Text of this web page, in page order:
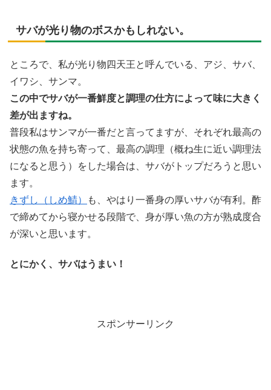
サバが光り物のボスかもしれない。
ところで、私が光り物四天王と呼んでいる、アジ、サバ、
イワシ、サンマ。
この中でサバが一番鮮度と調理の仕方によって味に大きく
差が出ますね。
普段私はサンマが一番だと言ってますが、それぞれ最高の
状態の魚を持ち寄って、最高の調理（概ね生に近い調理法
になると思う）をした場合は、サバがトップだろうと思い
ます。
きずし（しめ鯖）
も、やはり一番身の厚いサバが有利。酢
で締めてから寝かせる段階で、身が厚い魚の方が熟成度合
が深いと思います。
とにかく、サバはうまい！
スポンサーリンク